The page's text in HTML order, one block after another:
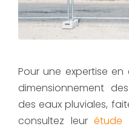
Pour une expertise
dimensionnement
des eaux pluviales,
consultez leurétude